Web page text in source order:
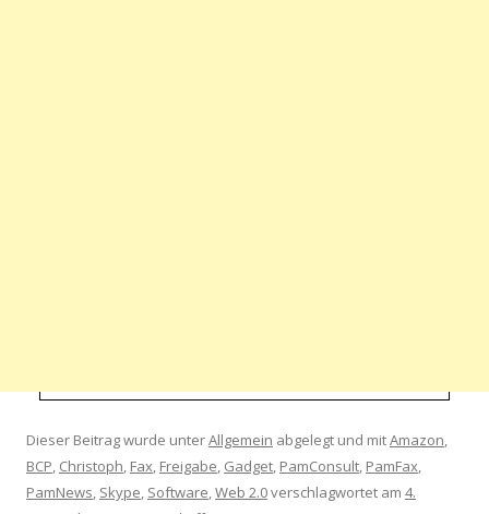
Dieser Beitrag wurde unterAllgemein abgelegt und mitAmazon,
BCP, Christoph, Fax, Freigabe, Gadget, PamConsult, PamFax,
PamNews, Skype, Software,Web 2.0verschlagwortet am 4.